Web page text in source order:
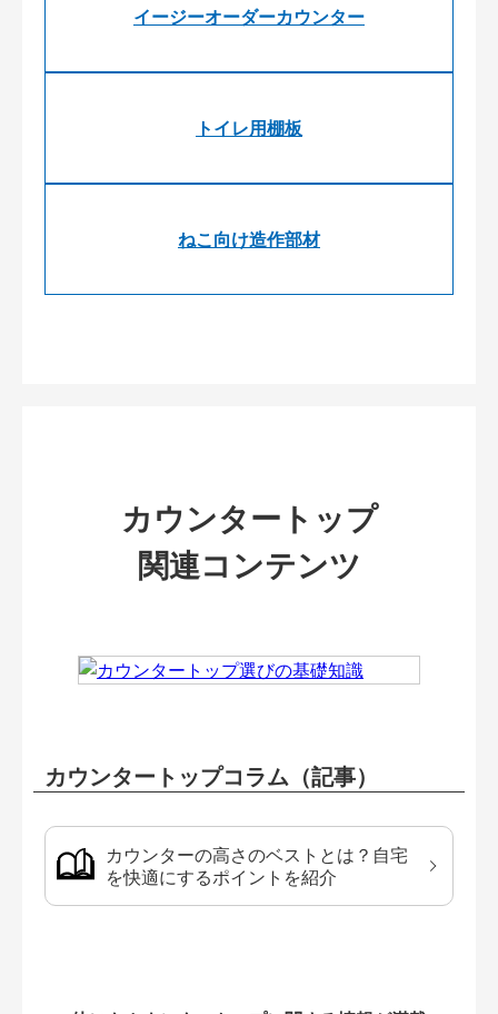
イージーオーダーカウンター
トイレ用棚板
ねこ向け造作部材
カウンタートップ
関連コンテンツ
カウンタートップコラム（記事）
カウンターの高さのベストとは？自宅
を快適にするポイントを紹介